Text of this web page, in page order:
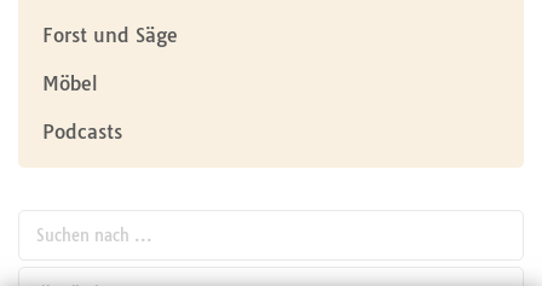
Forst und Säge
Möbel
Podcasts